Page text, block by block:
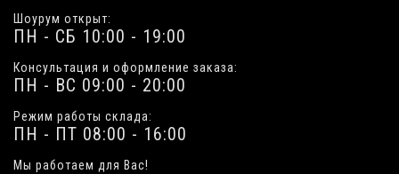
Шоурум открыт:
ПН - СБ 10:00 - 19:00
Консультация и оформление заказа:
ПН - ВС 09:00 - 20:00
Режим работы склада:
ПН - ПТ 08:00 - 16:00
Мы работаем для Вас!